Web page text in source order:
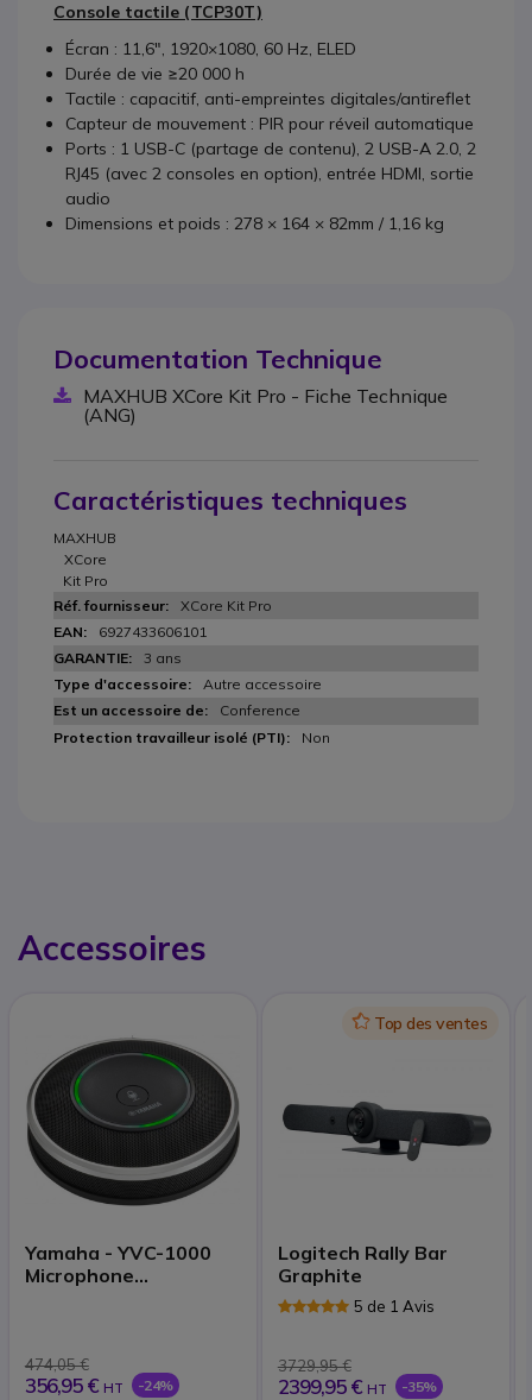
Console tactile (TCP30T)
Écran : 11,6″, 1920×1080, 60 Hz, ELED
Durée de vie ≥20 000 h
Tactile : capacitif, anti-empreintes digitales/antireflet
Capteur de mouvement : PIR pour réveil automatique
Ports : 1 USB-C (partage de contenu), 2 USB-A 2.0, 2
RJ45 (avec 2 consoles en option), entrée HDMI, sortie
audio
Dimensions et poids : 278 × 164 × 82mm / 1,16 kg
Documentation Technique
MAXHUB XCore Kit Pro - Fiche Technique
(ANG)
Caractéristiques techniques
MAXHUB
XCore
Kit Pro
XCore Kit Pro
6927433606101
3 ans
Autre accessoire
Conference
Non
Accessoires
Yamaha - YVC-1000
Microphone
474,05 €
356,95 € HT -24%
IconTop des ventes
Logitech Rally Bar
Graphite
5 de 1 Avis
3729,95 €
2399,95 € HT -35%